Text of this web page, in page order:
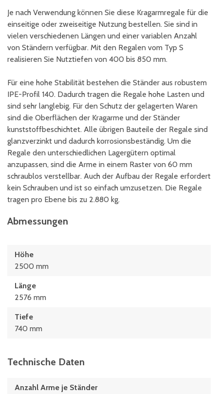
Je nach Verwendung können Sie diese Kragarmregale für die
einseitige oder zweiseitige Nutzung bestellen. Sie sind in
vielen verschiedenen Längen und einer variablen Anzahl
von Ständern verfügbar. Mit den Regalen vom Typ S
realisieren Sie Nutztiefen von 400 bis 850 mm.
Für eine hohe Stabilität bestehen die Ständer aus robustem
IPE-Profil 140. Dadurch tragen die Regale hohe Lasten und
sind sehr langlebig. Für den Schutz der gelagerten Waren
sind die Oberflächen der Kragarme und der Ständer
kunststoffbeschichtet. Alle übrigen Bauteile der Regale sind
glanzverzinkt und dadurch korrosionsbeständig. Um die
Regale den unterschiedlichen Lagergütern optimal
anzupassen, sind die Arme in einem Raster von 60 mm
schraublos verstellbar. Auch der Aufbau der Regale erfordert
kein Schrauben und ist so einfach umzusetzen. Die Regale
tragen pro Ebene bis zu 2.880 kg.
Abmessungen
Höhe
2500 mm
Länge
2576 mm
Tiefe
740 mm
Technische Daten
Anzahl Arme je Ständer